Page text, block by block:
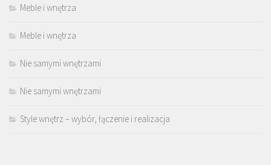
Meble i wnętrza
Meble i wnętrza
Nie samymi wnętrzami
Nie samymi wnętrzami
Style wnętrz – wybór, łączenie i realizacja